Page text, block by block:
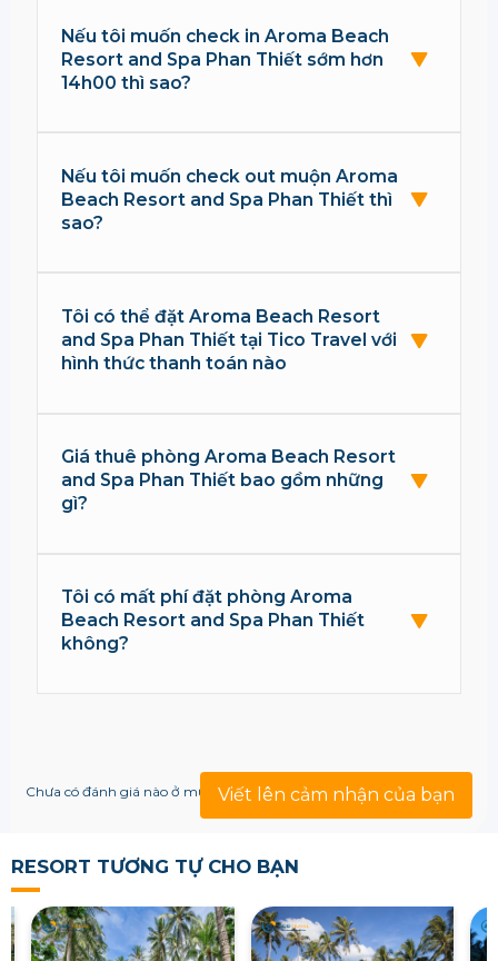
Nếu tôi muốn check in Aroma Beach
Resort and Spa Phan Thiết sớm hơn
14h00 thì sao?
Nếu tôi muốn check out muộn Aroma
Beach Resort and Spa Phan Thiết thì
sao?
Tôi có thể đặt Aroma Beach Resort
and Spa Phan Thiết tại Tico Travel với
hình thức thanh toán nào
Giá thuê phòng Aroma Beach Resort
and Spa Phan Thiết bao gồm những
gì?
Tôi có mất phí đặt phòng Aroma
Beach Resort and Spa Phan Thiết
không?
Viết lên cảm nhận của bạn
Chưa có đánh giá nào ở mục này!
RESORT TƯƠNG TỰ CHO BẠN